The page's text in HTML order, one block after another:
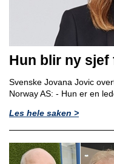
Hun blir ny sjef
Svenske Jovana Jovic
Norway AS: - Hun er en
Les hele saken >